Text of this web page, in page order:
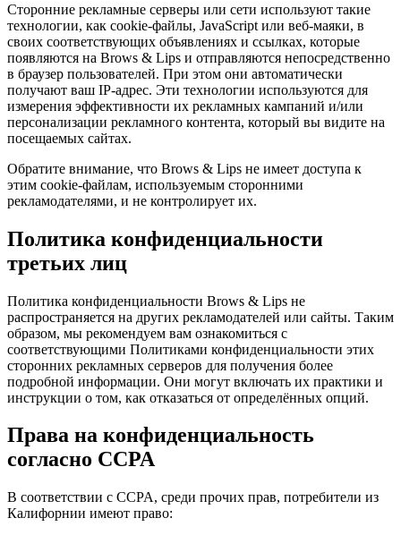
Сторонние рекламные серверы или сети используют такие
технологии, как cookie-файлы, JavaScript или веб-маяки, в
своих соответствующих объявлениях и ссылках, которые
появляются на Brows & Lips и отправляются непосредственно
в браузер пользователей. При этом они автоматически
получают ваш IP-адрес. Эти технологии используются для
измерения эффективности их рекламных кампаний и/или
персонализации рекламного контента, который вы видите на
посещаемых сайтах.
Обратите внимание, что Brows & Lips не имеет доступа к
этим cookie-файлам, используемым сторонними
рекламодателями, и не контролирует их.
Политика конфиденциальности
третьих лиц
Политика конфиденциальности Brows & Lips не
распространяется на других рекламодателей или сайты. Таким
образом, мы рекомендуем вам ознакомиться с
соответствующими Политиками конфиденциальности этих
сторонних рекламных серверов для получения более
подробной информации. Они могут включать их практики и
инструкции о том, как отказаться от определённых опций.
Права на конфиденциальность
согласно CCPA
В соответствии с CCPA, среди прочих прав, потребители из
Калифорнии имеют право: